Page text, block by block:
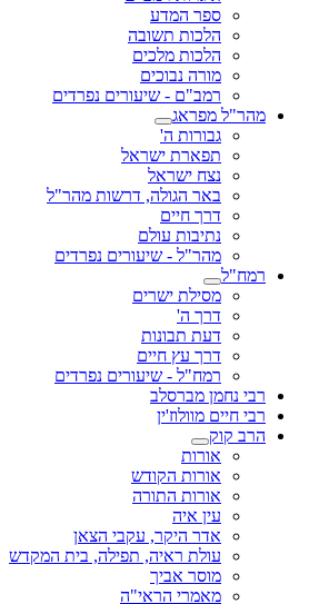
ספר המדע
הלכות תשובה
הלכות מלכים
מורה נבוכים
רמב"ם - שיעורים נפרדים
מהר"ל מפראג
גבורות ה'
תפארת ישראל
נצח ישראל
באר הגולה, דרשות מהר"ל
דרך חיים
נתיבות עולם
מהר"ל - שיעורים נפרדים
רמח"ל
מסילת ישרים
דרך ה'
דעת תבונות
דרך עץ חיים
רמח"ל - שיעורים נפרדים
רבי נחמן מברסלב
רבי חיים מוולוז'ין
הרב קוק
אורות
אורות הקודש
אורות התורה
עין איה
אדר היקר, עקבי הצאן
עולת ראיה, תפילה, בית המקדש
מוסר אביך
מאמרי הראי"ה